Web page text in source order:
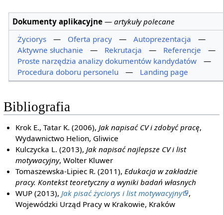
Dokumenty aplikacyjne —artykuły polecane
Życiorys
— Oferta pracy — Autoprezentacja
—
Aktywne słuchanie
— Rekrutacja — Referencje
—
Proste narzędzia analizy dokumentów kandydatów
—
Procedura doboru personelu
— Landing page
Bibliografia
Krok E., Tatar K. (2006),Jak napisać CV i zdobyć pracę,
Wydawnictwo Helion, Gliwice
Kulczycka L. (2013),Jak napisać najlepsze CV i list
motywacyjny, Wolter Kluwer
Tomaszewska-Lipiec R. (2011),Edukacja w zakładzie
pracy. Kontekst teoretyczny a wyniki badań własnych
WUP (2013),Jak pisać życiorys i list motywacyjny
,
Wojewódzki Urząd Pracy w Krakowie, Kraków